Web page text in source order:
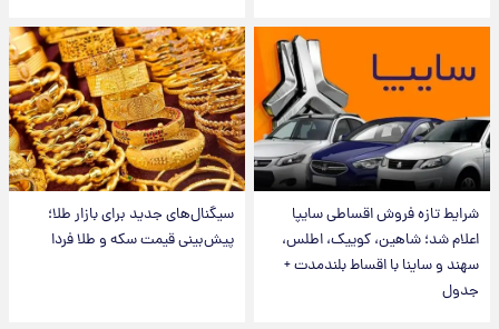
شرایط تازه فروش اقساطی سایپا
اعلام شد؛ شاهین، کوییک، اطلس،
سهند و ساینا با اقساط بلندمدت +
جدول
سیگنال‌های جدید برای بازار طلا؛
پیش‌بینی قیمت سکه و طلا فردا